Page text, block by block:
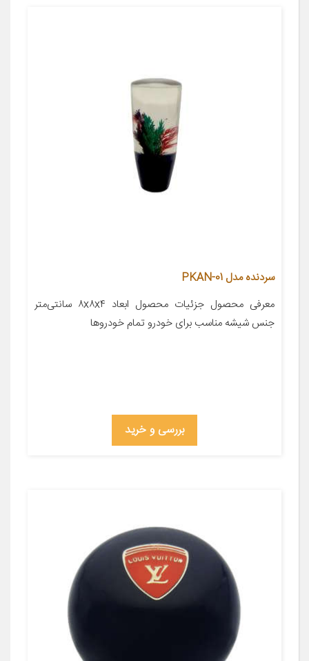
سردنده مدل PKAN-01
معرفی محصول جزئیات محصول ابعاد ۸x۸x۴ سانتی‌متر
جنس شیشه مناسب برای خودرو تمام خودروها
بررسی و خرید